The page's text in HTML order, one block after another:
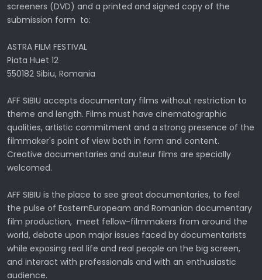
screeners (DVD) and a printed and signed copy of the
submission form to:
ASTRA FILM FESTIVAL
Piata Huet 12
550182 Sibiu, Romania
AFF SIBIU accepts documentary films without restriction to
theme and length. Films must have cinematographic
qualities, artistic commitment and a strong presence of the
filmmaker's point of view both in form and content.
Creative documentaries and auteur films are specially
welcomed.
AFF SIBIU is the place to see great documentaries, to feel
the pulse of EasternEuropeam and Romanian documentary
film production, meet fellow-filmmakers from around the
world, debate upon major issues faced by documentarists
while exposing real life and real people on the big screen,
and interact with professionals and with an enthusiastic
audience.